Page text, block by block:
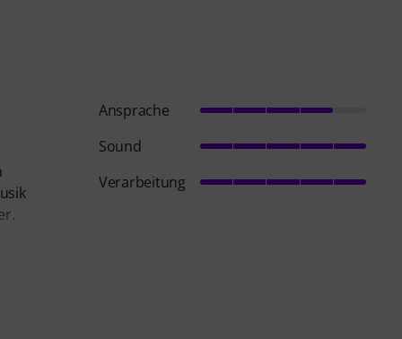
Ansprache
Sound
Verarbeitung